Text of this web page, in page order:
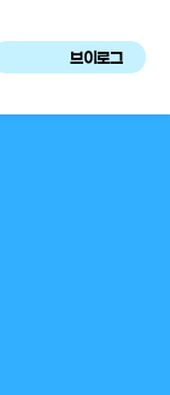
브이로그